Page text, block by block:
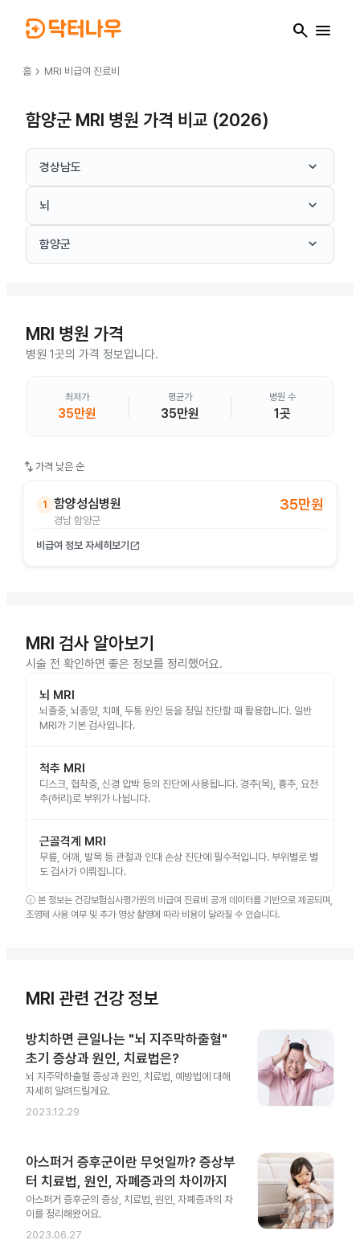
search menu
홈 chevron_right MRI 비급여 진료비
함양군 MRI 병원 가격 비교 (2026)
경상남도 keyboard_arrow_down
뇌 keyboard_arrow_down
함양군 keyboard_arrow_down
MRI 병원 가격
병원 1곳의 가격 정보입니다.
최저가
35만원
평균가
35만원
병원 수
1곳
swap_vert 가격 낮은 순
1 함양성심병원
경남 함양군
35만원
비급여 정보 자세히보기 open_in_new
MRI 검사 알아보기
시술 전 확인하면 좋은 정보를 정리했어요.
뇌 MRI
뇌졸중, 뇌종양, 치매, 두통 원인 등을 정밀 진단할 때 활용합니다. 일반
MRI가 기본 검사입니다.
척추 MRI
디스크, 협착증, 신경 압박 등의 진단에 사용됩니다. 경추(목), 흉추, 요천
추(허리)로 부위가 나뉩니다.
근골격계 MRI
무릎, 어깨, 발목 등 관절과 인대 손상 진단에 필수적입니다. 부위별로 별
도 검사가 이뤄집니다.
ⓘ 본 정보는 건강보험심사평가원의 비급여 진료비 공개 데이터를 기반으로 제공되며,
조영제 사용 여부 및 추가 영상 촬영에 따라 비용이 달라질 수 있습니다.
MRI 관련 건강 정보
방치하면 큰일나는 "뇌 지주막하출혈"
초기 증상과 원인, 치료법은?
뇌 지주막하출혈 증상과 원인, 치료법, 예방법에 대해
자세히 알려드릴게요.
2023.12.29
아스퍼거 증후군이란 무엇일까? 증상부
터 치료법, 원인, 자폐증과의 차이까지
아스퍼거 증후군의 증상, 치료법, 원인, 자폐증과의 차
이를 정리해왔어요.
2023.06.27